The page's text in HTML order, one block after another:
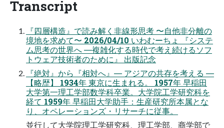
Transcript
『四層構造』で読み解く非線形思考 〜自他非分離の
境地を求めて〜 2026/04/10 いわむーちょ 『システ
ム思考の世界へ ―複雑化する時代で考え続けるソフ
トウェア技術者のために』 出版記念
『絶対』から『相対へ』― アジアの共存を考える ―
【略歴】 1934年 東京に生まれる。 1957年 早稲田
大学第一理工学部数学科卒業。大学院工学研究科を
経て 1959年 早稲田大学助手：生産研究所本属とな
り、オペレーションズ・リサーチに従事。
並行して大学院理工学研究科、理工学部、商学部で